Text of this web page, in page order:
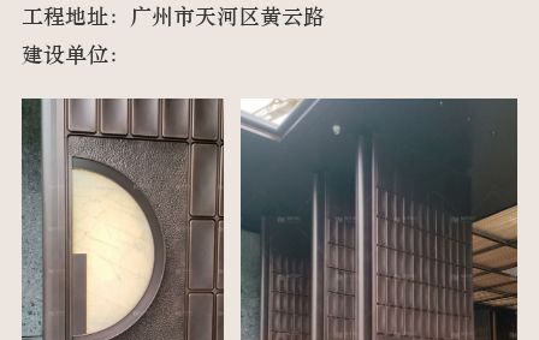
工程地址：广州市天河区黄云路
建设单位：